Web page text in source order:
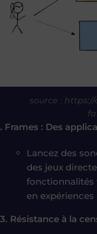
source :
. Frames : Des
Lancez des
des jeux
fonctionnalités
en
3. Résistance à la